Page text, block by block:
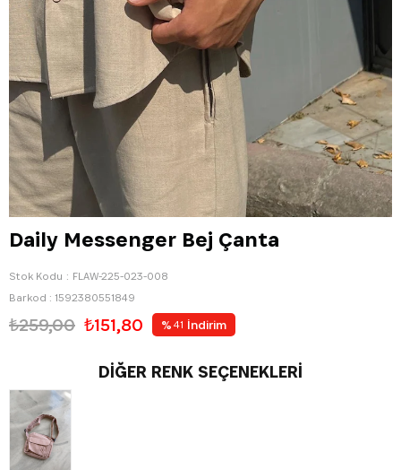
Daily Messenger Bej Çanta
Stok Kodu
FLAW-225-023-008
Barkod : 1592380551849
₺259,00 ₺151,80 % 41 İndirim
DIĞER RENK SEÇENEKLERI